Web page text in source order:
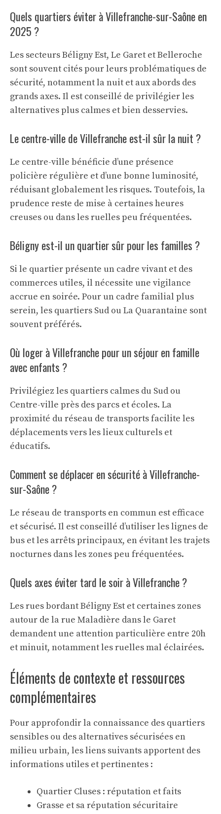
Quels quartiers éviter à Villefranche-sur-Saône en
2025 ?
Les secteurs Béligny Est, Le Garet et Belleroche
sont souvent cités pour leurs problématiques de
sécurité, notamment la nuit et aux abords des
grands axes. Il est conseillé de privilégier les
alternatives plus calmes et bien desservies.
Le centre-ville de Villefranche est-il sûr la nuit ?
Le centre-ville bénéficie d’une présence
policière régulière et d’une bonne luminosité,
réduisant globalement les risques. Toutefois, la
prudence reste de mise à certaines heures
creuses ou dans les ruelles peu fréquentées.
Béligny est-il un quartier sûr pour les familles ?
Si le quartier présente un cadre vivant et des
commerces utiles, il nécessite une vigilance
accrue en soirée. Pour un cadre familial plus
serein, les quartiers Sud ou La Quarantaine sont
souvent préférés.
Où loger à Villefranche pour un séjour en famille
avec enfants ?
Privilégiez les quartiers calmes du Sud ou
Centre-ville près des parcs et écoles. La
proximité du réseau de transports facilite les
déplacements vers les lieux culturels et
éducatifs.
Comment se déplacer en sécurité à Villefranche-
sur-Saône ?
Le réseau de transports en commun est efficace
et sécurisé. Il est conseillé d’utiliser les lignes de
bus et les arrêts principaux, en évitant les trajets
nocturnes dans les zones peu fréquentées.
Quels axes éviter tard le soir à Villefranche ?
Les rues bordant Béligny Est et certaines zones
autour de la rue Maladière dans le Garet
demandent une attention particulière entre 20h
et minuit, notamment les ruelles mal éclairées.
Éléments de contexte et ressources
complémentaires
Pour approfondir la connaissance des quartiers
sensibles ou des alternatives sécurisées en
milieu urbain, les liens suivants apportent des
informations utiles et pertinentes :
Quartier Cluses : réputation et faits
Grasse et sa réputation sécuritaire